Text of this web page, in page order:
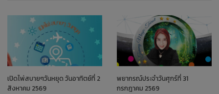
เปิดไพ่สบายๆวันหยุด วันอาทิตย์ที่ 2
สิงหาคม 2569
พยากรณ์ประจำวันศุกร์ที่ 31
กรกฎาคม 2569